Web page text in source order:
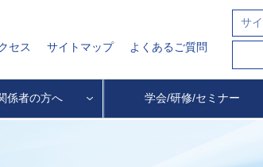
セス サイトマップ よくあるご質問
係者の方へ 学会/研修/セミナー